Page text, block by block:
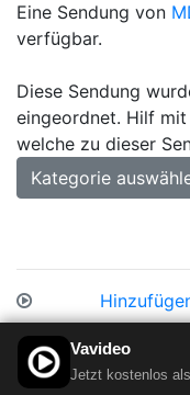
Eine Sendung von
verfügbar.
Diese Sendung
eingeordnet. Hilf
welche zu dieser
Kategorie
Impressum
Vavideo
Jetzt kostenlos